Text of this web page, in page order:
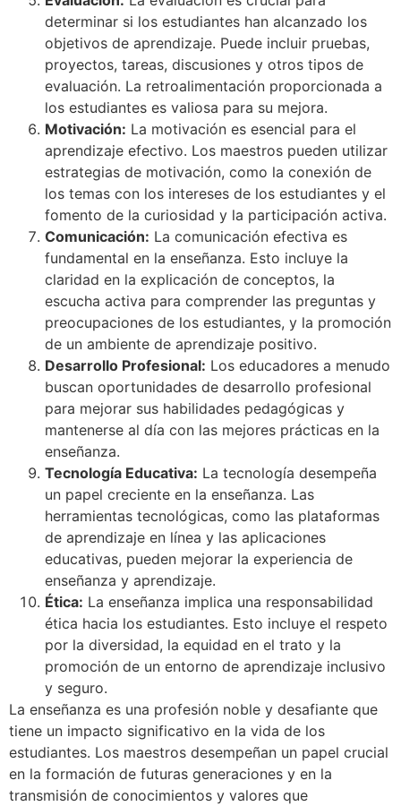
determinar si los estudiantes han alcanzado los
objetivos de aprendizaje. Puede incluir pruebas,
proyectos, tareas, discusiones y otros tipos de
evaluación. La retroalimentación proporcionada a
los estudiantes es valiosa para su mejora.
Motivación: La motivación es esencial para el
aprendizaje efectivo. Los maestros pueden utilizar
estrategias de motivación, como la conexión de
los temas con los intereses de los estudiantes y el
fomento de la curiosidad y la participación activa.
Comunicación: La comunicación efectiva es
fundamental en la enseñanza. Esto incluye la
claridad en la explicación de conceptos, la
escucha activa para comprender las preguntas y
preocupaciones de los estudiantes, y la promoción
de un ambiente de aprendizaje positivo.
Desarrollo Profesional: Los educadores a menudo
buscan oportunidades de desarrollo profesional
para mejorar sus habilidades pedagógicas y
mantenerse al día con las mejores prácticas en la
enseñanza.
Tecnología Educativa: La tecnología desempeña
un papel creciente en la enseñanza. Las
herramientas tecnológicas, como las plataformas
de aprendizaje en línea y las aplicaciones
educativas, pueden mejorar la experiencia de
enseñanza y aprendizaje.
Ética: La enseñanza implica una responsabilidad
ética hacia los estudiantes. Esto incluye el respeto
por la diversidad, la equidad en el trato y la
promoción de un entorno de aprendizaje inclusivo
y seguro.
La enseñanza es una profesión noble y desafiante que
tiene un impacto significativo en la vida de los
estudiantes. Los maestros desempeñan un papel crucial
en la formación de futuras generaciones y en la
transmisión de conocimientos y valores que